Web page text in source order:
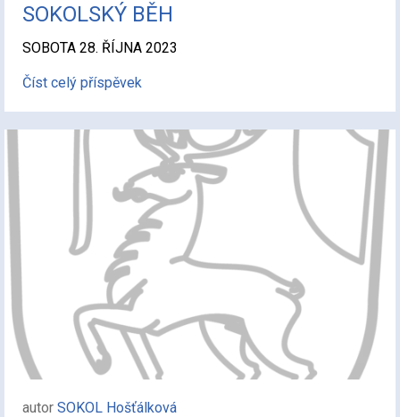
SOKOLSKÝ BĚH
SOBOTA 28. ŘÍJNA 2023
Číst celý příspěvek
autor SOKOL Hošťálková